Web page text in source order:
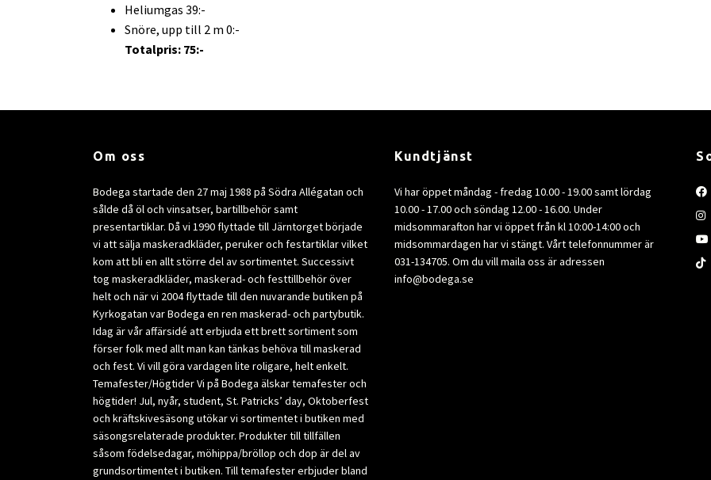
Heliumgas 39:-
Snöre, upp till 2 m 0:-
Totalpris: 75:-
Om oss
Bodega startade den 27 maj 1988 på Södra Allégatan och
sålde då öl och vinsatser, bartillbehör samt
presentartiklar. Då vi 1990 flyttade till Järntorget började
vi att sälja maskeradkläder, peruker och festartiklar vilket
kom att bli en allt större del av sortimentet. Successivt
tog maskeradkläder, maskerad- och festtillbehör över
helt och när vi 2004 flyttade till den nuvarande butiken på
Kyrkogatan var Bodega en ren maskerad- och partybutik.
Idag är vår affärsidé att erbjuda ett brett sortiment som
förser folk med allt man kan tänkas behöva till maskerad
och fest. Vi vill göra vardagen lite roligare, helt enkelt.
Temafester/Högtider Vi på Bodega älskar temafester och
högtider! Jul, nyår, student, St. Patricks’ day, Oktoberfest
och kräftskivesäsong utökar vi sortimentet i butiken med
säsongsrelaterade produkter. Produkter till tillfällen
såsom födelsedagar, möhippa/bröllop och dop är del av
grundsortimentet i butiken. Till temafester erbjuder bland
Kundtjänst
Vi har öppet måndag - fredag 10.00 - 19.00 samt lördag
10.00 - 17.00 och söndag 12.00 - 16.00. Under
midsommarafton har vi öppet från kl 10:00-14:00 och
midsommardagen har vi stängt. Vårt telefonnummer är
031-134705. Om du vill maila oss är adressen
info@bodega.se